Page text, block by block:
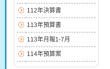
112年決算書
113年預算書
113年月報1-7月
114年預算案